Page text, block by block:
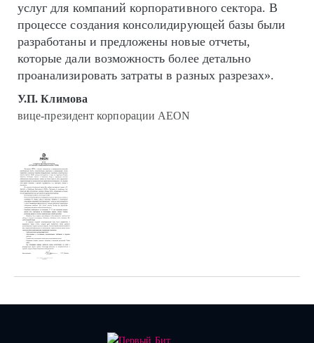
услуг для компаний корпоративного сектора. В
процессе создания консолидирующей базы были
разработаны и предложены новые отчеты,
которые дали возможность более детально
проанализировать затраты в разных разрезах».
У.П. Климова
вице-президент корпорации AEON